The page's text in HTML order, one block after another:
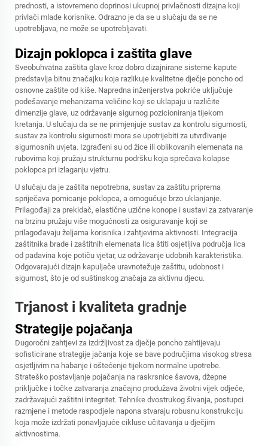
prednosti, a istovremeno doprinosi ukupnoj privlačnosti dizajna koji
privlači mlade korisnike. Odrazno je da se u slučaju da se ne
upotrebljava, ne može se upotrebljavati.
Dizajn poklopca i zaštita glave
Sveobuhvatna zaštita glave kroz dobro dizajnirane sisteme kapute
predstavlja bitnu značajku koja razlikuje kvalitetne dječje poncho od
osnovne zaštite od kiše. Napredna inženjerstva pokriće uključuje
podešavanje mehanizama veličine koji se uklapaju u različite
dimenzije glave, uz održavanje sigurnog pozicioniranja tijekom
kretanja. U slučaju da se ne primjenjuje sustav za kontrolu sigurnosti,
sustav za kontrolu sigurnosti mora se upotrijebiti za utvrđivanje
sigurnosnih uvjeta. Izgrađeni su od žice ili oblikovanih elemenata na
rubovima koji pružaju strukturnu podršku koja sprečava kolapse
poklopca pri izlaganju vjetru.
U slučaju da je zaštita nepotrebna, sustav za zaštitu priprema
spriječava pomicanje poklopca, a omogućuje brzo uklanjanje.
Prilagođaji za prekidač, elastične uzične konope i sustavi za zatvaranje
na brzinu pružaju više mogućnosti za osiguravanje koji se
prilagođavaju željama korisnika i zahtjevima aktivnosti. Integracija
zaštitnika brade i zaštitnih elemenata lica štiti osjetljiva područja lica
od padavina koje potiču vjetar, uz održavanje udobnih karakteristika.
Odgovarajući dizajn kapuljače uravnotežuje zaštitu, udobnost i
sigurnost, što je od suštinskog značaja za aktivnu djecu.
Trjanost i kvaliteta gradnje
Strategije pojačanja
Dugoročni zahtjevi za izdržljivost za dječje poncho zahtijevaju
sofisticirane strategije jačanja koje se bave područjima visokog stresa
osjetljivim na habanje i oštećenje tijekom normalne upotrebe.
Strateško postavljanje pojačanja na raskrsnice šavova, džepne
priključke i točke zatvaranja značajno produžava životni vijek odjeće,
zadržavajući zaštitni integritet. Tehnike dvostrukog šivanja, postupci
razmjene i metode raspodjele napona stvaraju robusnu konstrukciju
koja može izdržati ponavljajuće cikluse učitavanja u dječjim
aktivnostima.